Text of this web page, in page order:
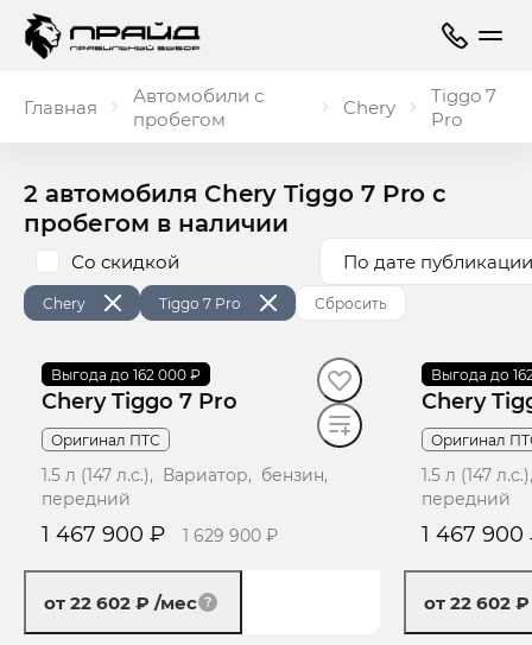
Главная
Автомобили с
пробегом
Chery
Tiggo 7
Pro
2 автомобиля Chery Tiggo 7 Pro с
пробегом в наличии
Chery Tiggo 7 Pro Сбросить
Со скидкой По дате
Выгода до 162 000 ₽
2022·44 421 км
Chery Tiggo 7 Pro
Оригинал ПТС
1.5 л (147 л.с.), Вариатор, бензин,
передний
1 467 900 ₽ 1 629 900 ₽
от 22 602 ₽ /мес
Выгода до
2022·74 000
Chery
Оригинал
1.5 л (147
передний
1 467 900
от 22 602